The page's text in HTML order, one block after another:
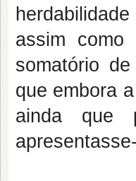
assim como
somatório
que embora
ainda que